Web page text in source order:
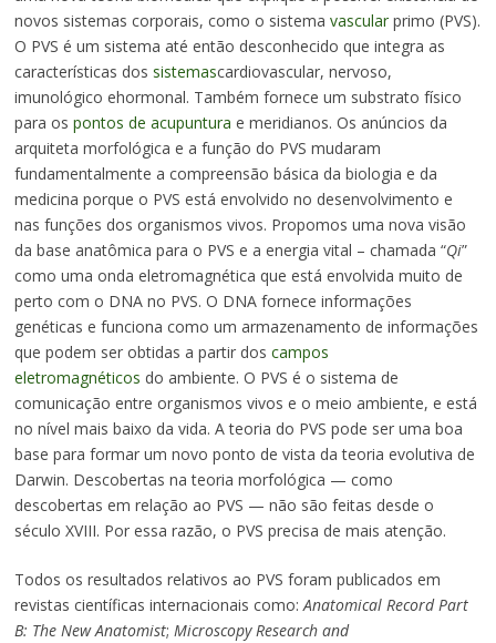
novos sistemas corporais, como o sistema vascularprimo (PVS).
O PVS é um sistema até então desconhecido que integra as
características dos sistemascardiovascular, nervoso,
imunológico ehormonal. Também fornece um substrato físico
para os pontos de acupuntura e meridianos. Os anúncios da
arquiteta morfológica e a função do PVS mudaram
fundamentalmente a compreensão básica da biologia e da
medicina porque o PVS está envolvido no desenvolvimento e
nas funções dos organismos vivos. Propomos uma nova visão
da base anatômica para o PVS e a energia vital – chamada “Qi”
como uma onda eletromagnética que está envolvida muito de
perto com o DNA no PVS. O DNA fornece informações
genéticas e funciona como um armazenamento de informações
que podem ser obtidas a partir dos campos
eletromagnéticos do ambiente. O PVS é o sistema de
comunicação entre organismos vivos e o meio ambiente, e está
no nível mais baixo da vida. A teoria do PVS pode ser uma boa
base para formar um novo ponto de vista da teoria evolutiva de
Darwin. Descobertas na teoria morfológica — como
descobertas em relação ao PVS — não são feitas desde o
século XVIII. Por essa razão, o PVS precisa de mais atenção.
Todos os resultados relativos ao PVS foram publicados em
revistas científicas internacionais como:Anatomical Record Part
B: The New Anatomist; Microscopy Research and